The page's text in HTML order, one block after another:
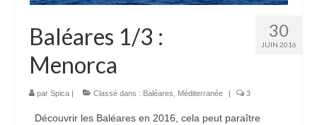
30
JUIN 2016
Baléares 1/3 :
Menorca
par Spica | Classé dans : Baléares Méditerranée | 3
Découvrir les Baléares en 2016, cela peut paraître